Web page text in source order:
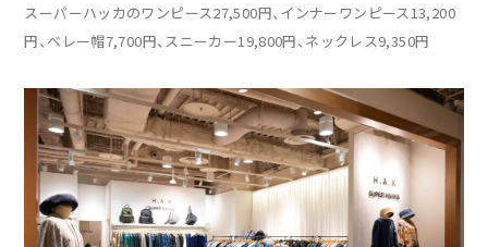
スーパーハッカのワンピース27,500円、インナーワンピース13,200
円、ベレー帽7,700円、スニーカー19,800円、ネックレス9,350円